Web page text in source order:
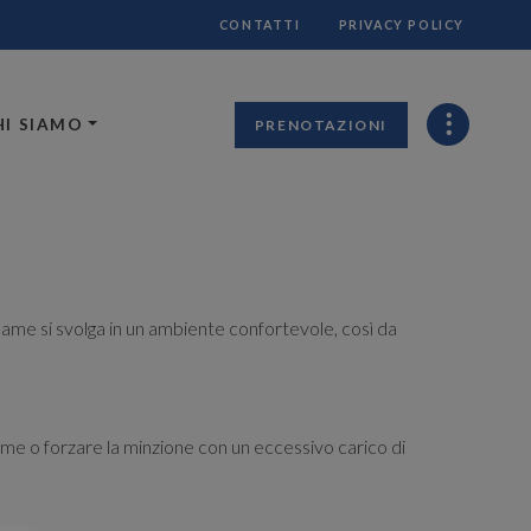
CONTATTI PRIVACY POLICY
SIAMO PRENOTAZIONI
si svolga in un ambiente confortevole, così da
o forzare la minzione con un eccessivo carico di